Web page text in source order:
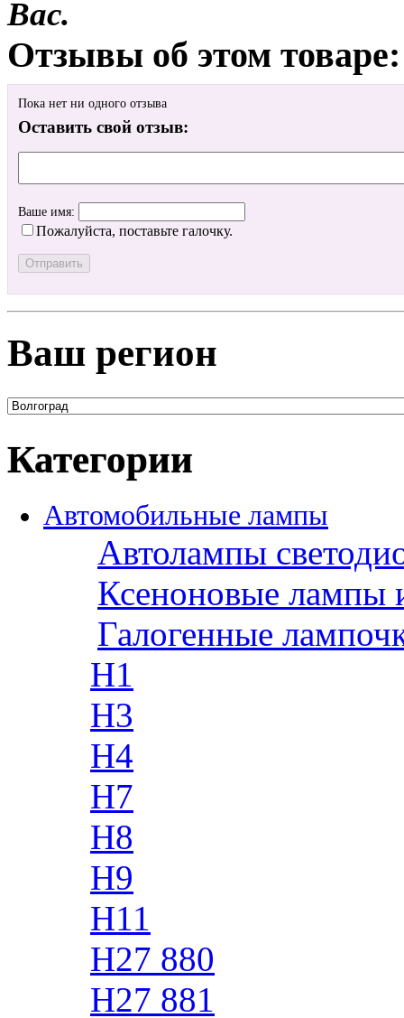
Вас.
Отзывы об этом товаре:
Пока нет ни одного отзыва
Оставить свой отзыв:
Ваше имя:
Пожалуйста, поставьте галочку.
Ваш регион
Категории
Автомобильные лампы
Автолампы
Ксеноновые лампы
Галогенные
H1
H3
H4
H7
H8
H9
H11
H27 880
H27 881